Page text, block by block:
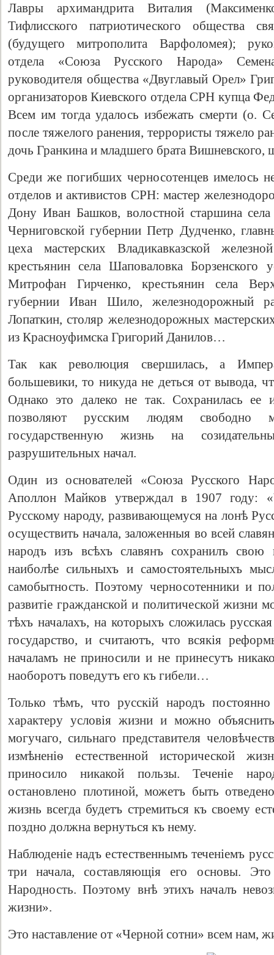
Лавры архимандрита Виталия
Тифлисского патриотического общества
(будущего митрополита Варфоломея);
отдела «Союза Русского Народа»
руководителя общества «Двуглавый Орел»
организаторов Киевского отдела СРН купца
Всем им тогда удалось избежать смерти (о.
после тяжелого ранения, террористы тяжело
дочь Гранкина и младшего брата Вишневского,
Среди же погибших черносотенцев имелось
отделов и активистов СРН: мастер
Дону Иван Башков, волостной старшина
Черниговской губернии Петр Дудченко,
цеха мастерских Владикавказской
крестьянин села Шаповаловка Борзенского
Митрофан Гирченко, крестьянин села
губернии Иван Шило, железнодорожный
Лопаткин, столяр железнодорожных
из Красноуфимска Григорий Данилов…
Так как революция свершилась, а
большевики, то никуда не деться от вывода,
Однако это далеко не так. Сохранилась ее
позволяют русским людям свободно
государственную жизнь на
разрушительных начал.
Один из основателей «Союза Русского
Аполлон Майков утверждал в 1907 году:
Русскому народу, развивающемуся на лонѣ
осуществить начала, заложенныя во всей
народъ изъ всѣхъ славянъ сохранилъ свою
наиболѣе сильныхъ и самостоятельныхъ
самобытность. Поэтому черносотенники и
развитіе гражданской и политической жизни
тѣхъ началахъ, на которыхъ сложилась
государство, и считаютъ, что всякія
началамъ не приносили и не принесутъ
наоборотъ поведутъ его къ гибели…
Только тѣмъ, что русскій народъ
характеру условія жизни и можно
могучаго, сильнаго представителя
измѣненіѳ естественной исторической
приносило никакой пользы. Теченіе
остановлено плотиной, можетъ быть
жизнь всегда будетъ стремиться къ своему
поздно должна вернуться къ нему.
Наблюденіе надъ естественнымъ теченіемъ
три начала, составляющія его основы. Это
Народность. Поэтому внѣ этихъ началъ
жизни».
Это наставление от «Черной сотни» всем нам,